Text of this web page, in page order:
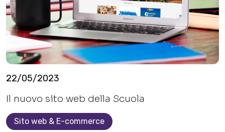
22/05/2023
Il nuovo sito web della Scuola
Sito web & E-commerce